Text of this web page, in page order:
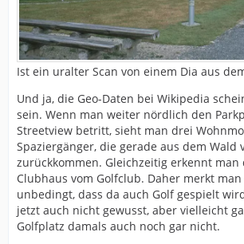
Ist ein uralter Scan von einem Dia aus
Und ja, die Geo-Daten bei Wikipedia
sein. Wenn man weiter nördlich den
Streetview betritt, sieht man drei
Spaziergänger, die gerade aus dem
zurückkommen. Gleichzeitig erkennt man
Clubhaus vom Golfclub. Daher merkt
unbedingt, dass da auch Golf gespielt
jetzt auch nicht gewusst, aber vielleicht
Golfplatz damals auch noch gar nicht.